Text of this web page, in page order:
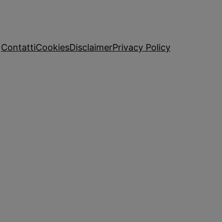
ContattiCookiesDisclaimerPrivacy Policy